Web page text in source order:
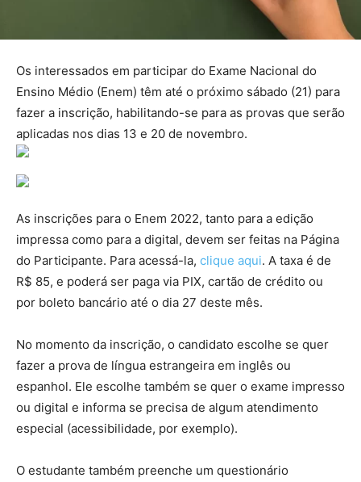
Os interessados em participar do Exame Nacional do
Ensino Médio (Enem) têm até o próximo sábado (21) para
fazer a inscrição, habilitando-se para as provas que serão
aplicadas nos dias 13 e 20 de novembro.
As inscrições para o Enem 2022, tanto para a edição
impressa como para a digital, devem ser feitas na Página
do Participante. Para acessá-la, clique aqui. A taxa é de
R$ 85, e poderá ser paga via PIX, cartão de crédito ou
por boleto bancário até o dia 27 deste mês.
No momento da inscrição, o candidato escolhe se quer
fazer a prova de língua estrangeira em inglês ou
espanhol. Ele escolhe também se quer o exame impresso
ou digital e informa se precisa de algum atendimento
especial (acessibilidade, por exemplo).
O estudante também preenche um questionário